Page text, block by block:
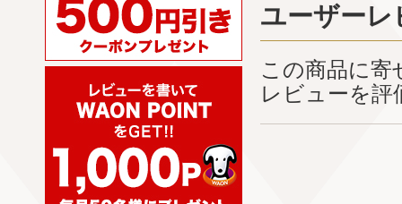
ユーザーレ
この商品に
レビューを評